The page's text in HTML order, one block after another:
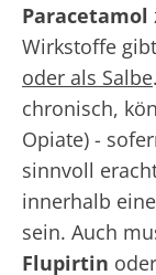
Paracetamol
Wirkstoffe
oder als Salbe
chronisch,
Opiate) -
sinnvoll
innerhalb
sein. Auch
Flupirtin oder